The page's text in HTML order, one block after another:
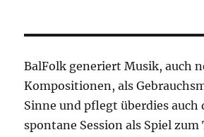
BalFolk generiert Musik, auch
Kompositionen, als
Sinne und pflegt überdies auch
spontane Session als Spiel zum